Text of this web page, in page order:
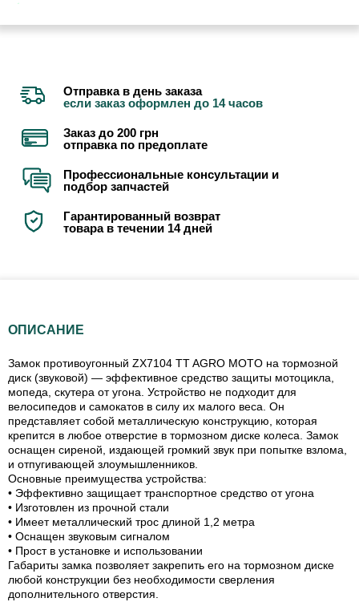
Отправка в день заказа
если заказ оформлен до 14 часов
Заказ до 200 грн
отправка по предоплате
Профессиональные консультации и
подбор запчастей
Гарантированный возврат
товара в течении 14 дней
ОПИСАНИЕ
Замок противоугонный ZX7104 TT AGRO MOTO на тормозной
диск (звуковой) — эффективное средство защиты мотоцикла,
мопеда, скутера от угона. Устройство не подходит для
велосипедов и самокатов в силу их малого веса. Он
представляет собой металлическую конструкцию, которая
крепится в любое отверстие в тормозном диске колеса. Замок
оснащен сиреной, издающей громкий звук при попытке взлома,
и отпугивающей злоумышленников.
Основные преимущества устройства:
• Эффективно защищает транспортное средство от угона
• Изготовлен из прочной стали
• Имеет металлический трос длиной 1,2 метра
• Оснащен звуковым сигналом
• Прост в установке и использовании
Габариты замка позволяет закрепить его на тормозном диске
любой конструкции без необходимости сверления
дополнительного отверстия.